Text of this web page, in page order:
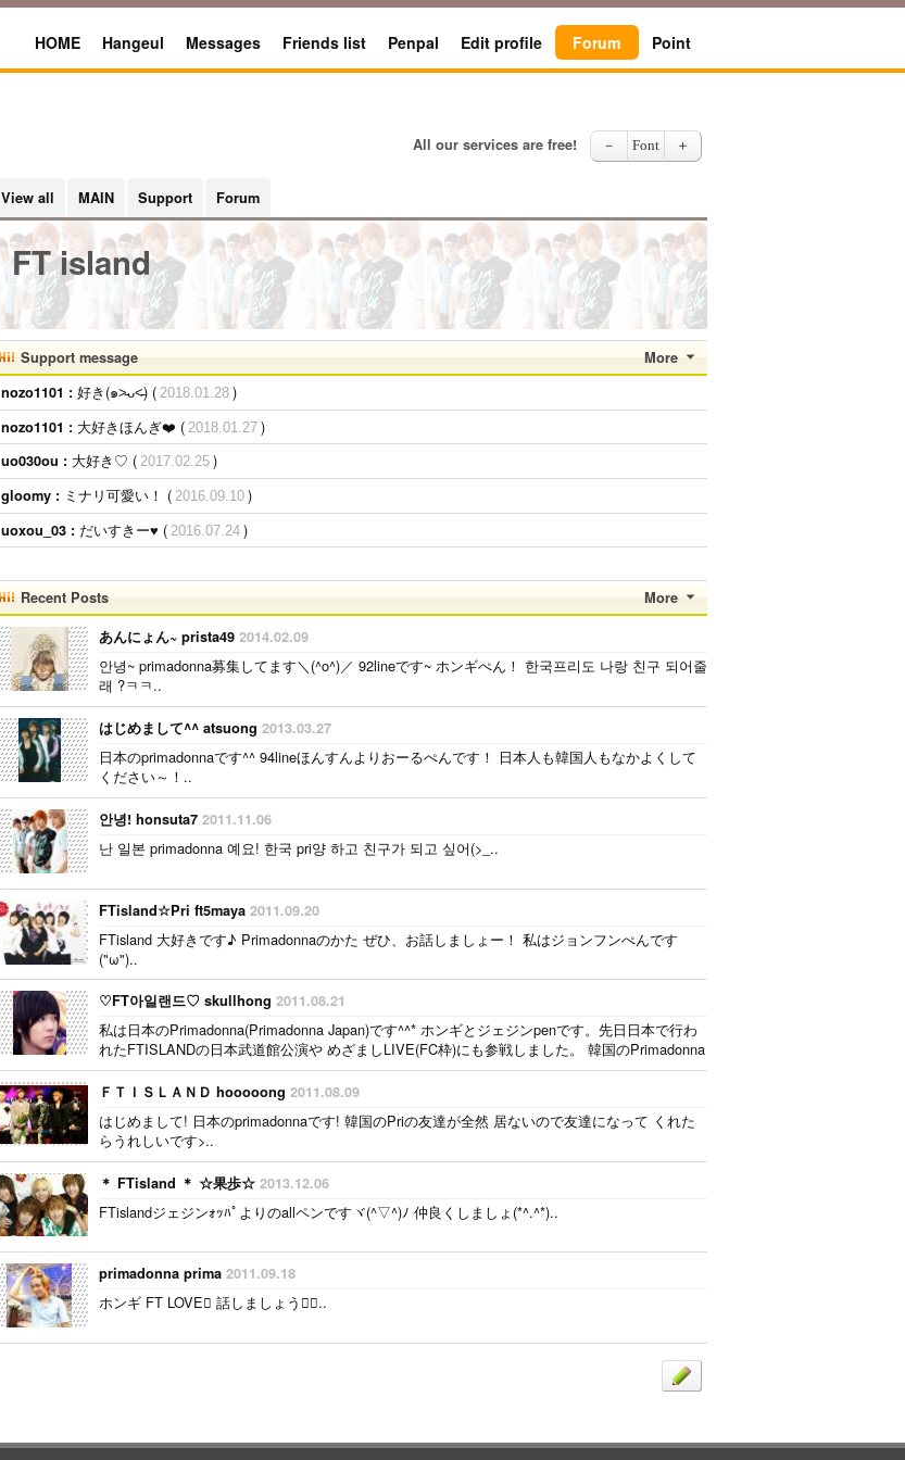
HOME Hangeul Messages Friends list Penpal Edit profile Forum Point
All our services are free! － Font ＋
View all MAIN Support Forum
FT island
More
Support message
nozo1101 : 好き(๑˃̵ᴗ˂̵) ( 2018.01.28 )
nozo1101 : 大好きほんぎ❤️ ( 2018.01.27 )
uo030ou : 大好き♡ ( 2017.02.25 )
gloomy : ミナリ可愛い！ ( 2016.09.10 )
uoxou_03 : だいすきー♥ ( 2016.07.24 )
More
Recent Posts
あんにょん~ prista49 2014.02.09
안녕~ primadonna募集してます＼(^o^)／ 92lineです~ ホンギぺん！ 한국프리도 나랑 친구 되어줄
래 ?ㅋㅋ..
はじめまして^^ atsuong 2013.03.27
日本のprimadonnaです^^ 94lineほんすんよりおーるぺんです！ 日本人も韓国人もなかよくして
ください～！..
안녕! honsuta7 2011.11.06
난 일본 primadonna 예요! 한국 pri양 하고 친구가 되고 싶어(>_..
FTisland☆Pri ft5maya 2011.09.20
FTisland 大好きです♪ Primadonnaのかた ぜひ、お話しましょー！ 私はジョンフンぺんです
("ω")..
♡FT아일랜드♡ skullhong 2011.08.21
私は日本のPrimadonna(Primadonna Japan)です^^* ホンギとジェジンpenです。先日日本で行わ
れたFTISLANDの日本武道館公演や めざましLIVE(FC枠)にも参戦しました。 韓国のPrimadonna
の方も日本のPrimadonna..
ＦＴＩＳＬＡＮＤ hooooong 2011.08.09
はじめまして! 日本のprimadonnaです! 韓国のPriの友達が全然 居ないので友達になって くれた
らうれしいです>..
＊ FTisland ＊ ☆果歩☆ 2013.12.06
FTislandジェジンｫｯﾊﾟよりのallペンですヾ(^▽^)ﾉ 仲良くしましょ(*^.^*)..
primadonna prima 2011.09.18
ホンギ FT LOVE 話しましょう..